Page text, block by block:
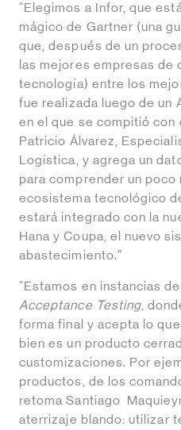
“Elegimos a Infor, que
mágico de Gartner (una
que, después de un
las mejores empresas de
tecnología) entre los
fue realizada luego de un
en el que se compitió con
Patricio Álvarez,
Logística, y agrega un
para comprender un poco
ecosistema tecnológico
estará integrado con la
Hana y Coupa, el nuevo
abastecimiento.”
“Estamos en instancias de
Acceptance Testing ,
forma final y acepta lo
bien es un producto
customizaciones. Por
productos, de los
retoma Santiago
aterrizaje blando: utilizar